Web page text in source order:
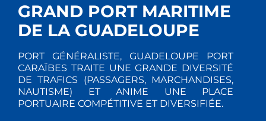
GRAND PORT MARITIME
DE LA GUADELOUPE
PORT GÉNÉRALISTE, GUADELOUPE PORT
CARAÏBES TRAITE UNE GRANDE DIVERSITÉ
DE TRAFICS (PASSAGERS, MARCHANDISES,
NAUTISME) ET ANIME UNE PLACE
PORTUAIRE COMPÉTITIVE ET DIVERSIFIÉE.